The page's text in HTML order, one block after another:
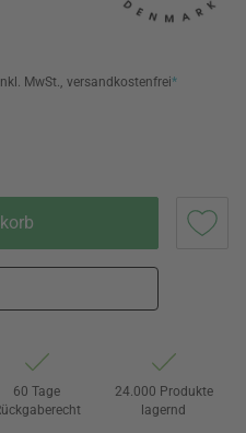
MwSt., versandkostenfrei*
60 Tage
24.000 Produkte
lagernd